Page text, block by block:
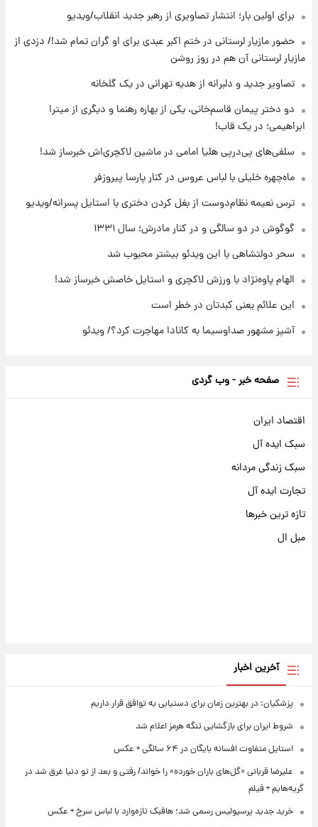
مرداد ۱۴۰۵ +جدول
۱۲ ساعت پیش
با قدرتمندترین و بادوام ترین تانک جهان آشنا
شوید+ فیلم
+جدول
۱۳ ساعت پیش
قیمت محصولات ایران‌خودرو و سایپا امروز شنبه
برای اولین بار؛ انتشار تصاویری از رهبر جدید انقلاب/ویدیو
حضور مازیار لرستانی در ختم اکبر عبدی برای او گران تمام شد!/ دزدی از
مازیار لرستانی آن هم در روز روشن
تصاویر جدید و دلبرانه از هدیه تهرانی در یک گلخانه
دو دختر پیمان قاسم‌خانی، یکی از بهاره رهنما و دیگری از میترا
ابراهیمی؛ در یک قاب!
سلفی‌های پی‌درپی هلیا امامی در ماشین لاکچری‌اش خبرساز شد!
ماه‌چهره خلیلی با لباس عروس در کنار پارسا پیروزفر
ترس نعیمه نظام‌دوست از بغل کردن دختری با استایل پسرانه/ویدیو
گوگوش در دو سالگی و در کنار مادرش؛ سال ۱۳۳۱
سحر دولتشاهی با این ویدئو بیشتر محبوب شد
الهام پاوه‌نژاد با ورزش لاکچری و استایل خاصش خبرساز شد!
این علائم یعنی کبدتان در خطر است
آشپز مشهور صداوسیما به کانادا مهاجرت کرد؟/ ویدئو
صفحه خبر - وب گردی
اقتصاد ایران
سبک ایده آل
سبک زندگی مردانه
تجارت ایده آل
تازه ترین خبرها
مبل ال
آخرین اخبار
پزشکیان: در بهترین زمان برای دستیابی به توافق قرار داریم
شروط ایران برای بازگشایی تنگه هرمز اعلام شد
استایل متفاوت افسانه بایگان در ۶۴ سالگی + عکس
علیرضا قربانی «گل‌های باران خورده» را خواند/ رفتی و بعد از تو دنیا غرق شد در
گریه‌هایم + فیلم
خرید جدید پرسپولیس رسمی شد؛ هافبک تازه‌وارد با لباس سرخ + عکس